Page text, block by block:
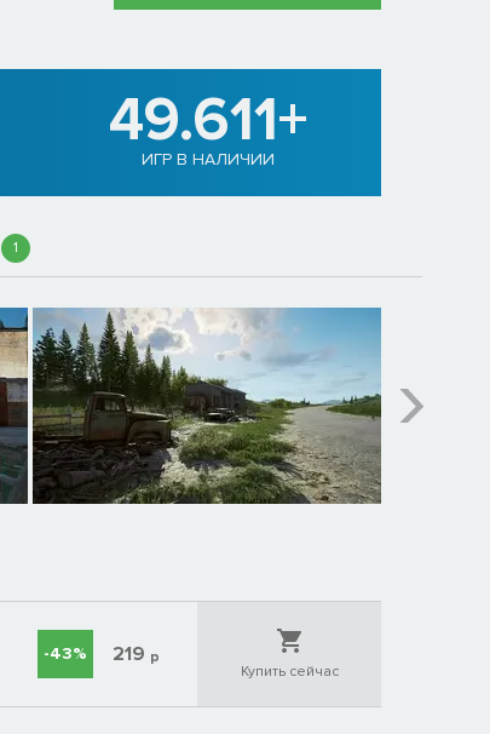
49.611+
ИГР В НАЛИЧИИ
1
-43% 219 р
Купить сейчас